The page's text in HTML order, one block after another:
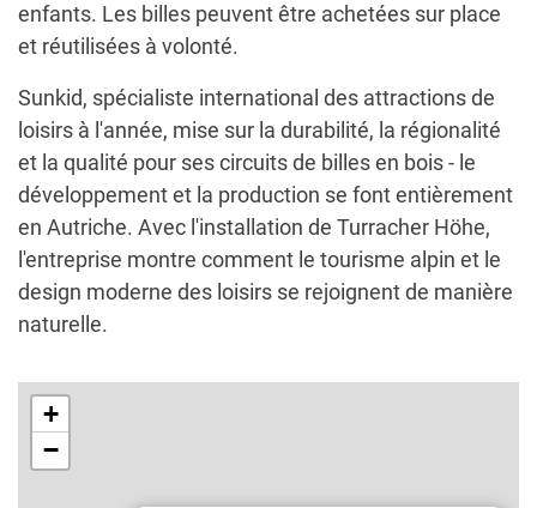
enfants. Les billes peuvent être achetées sur place
et réutilisées à volonté.
Sunkid, spécialiste international des attractions de
loisirs à l'année, mise sur la durabilité, la régionalité
et la qualité pour ses circuits de billes en bois - le
développement et la production se font entièrement
en Autriche. Avec l'installation de Turracher Höhe,
l'entreprise montre comment le tourisme alpin et le
design moderne des loisirs se rejoignent de manière
naturelle.
+
−